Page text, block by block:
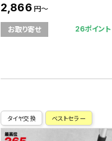
2,866 円～
お取り寄せ 26ポイン
タイヤ交換 ベストセラー